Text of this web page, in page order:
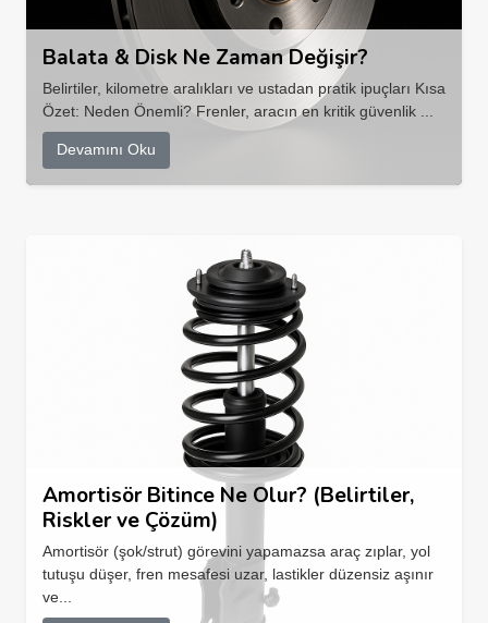
Balata & Disk Ne Zaman Değişir?
Belirtiler, kilometre aralıkları ve ustadan pratik ipuçları Kısa
Özet: Neden Önemli? Frenler, aracın en kritik güvenlik ...
Devamını Oku
Amortisör Bitince Ne Olur? (Belirtiler,
Riskler ve Çözüm)
Amortisör (şok/strut) görevini yapamazsa araç zıplar, yol
tutuşu düşer, fren mesafesi uzar, lastikler düzensiz aşınır
ve...